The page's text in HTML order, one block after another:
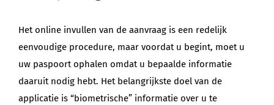
Het online invullen van de aanvraag is een redelijk
eenvoudige procedure, maar voordat u begint, moet u
uw paspoort ophalen omdat u bepaalde informatie
daaruit nodig hebt. Het belangrijkste doel van de
applicatie is “biometrische” informatie over u te